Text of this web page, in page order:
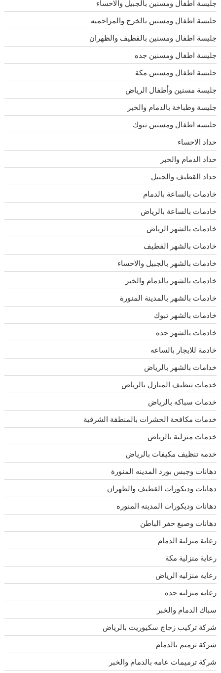
جليسة اطفال ومسنين بالجبيل والاحساء
جليسة اطفال ومسنين بالخرج والمزاحميه
جليسة اطفال ومسنين بالقطيف والظهران
جليسة اطفال ومسنين جده
جليسة اطفال ومسنين مكة
جليسة مسنين وأطفال الرياض
جليسة وطباخة بالدمام والخبر
جليسه اطفال ومسنين تبوك
حداد الاحساء
حداد الدمام والخبر
حداد القطيف والجبيل
خادمات بالساعة بالدمام
خادمات بالساعة بالرياض
خادمات بالشهر الرياض
خادمات بالشهر القطيف
خادمات بالشهر بالجبيل والاحساء
خادمات بالشهر بالدمام والخبر
خادمات بالشهر بالمدينة المنورة
خادمات بالشهر تبوك
خادمات بالشهر جده
خادمة للايجار بالساعه
خدامات بالشهر بالرياض
خدمات تنظيف المنازل بالرياض
خدمات سباكه بالرياض
خدمات مكافحة الحشرات بالمنطقة الشرقية
خدمات منزلية بالرياض
خدمه تنظيف مكيفات بالرياض
دهانات وجبس بورد المدينه المنورة
دهانات وديكورات القطيف والظهران
دهانات وديكورات المدينه المنوره
دهانات وصبغ حفر الباطن
رعاية منزلية الدمام
رعاية منزلية مكة
رعايه منزليه الرياض
رعايه منزليه جده
سباك الدمام والخبر
شركة تركيب زجاج سكيوريت بالرياض
شركة ترميم بالدمام
شركة ترميمات عامه بالدمام والخبر